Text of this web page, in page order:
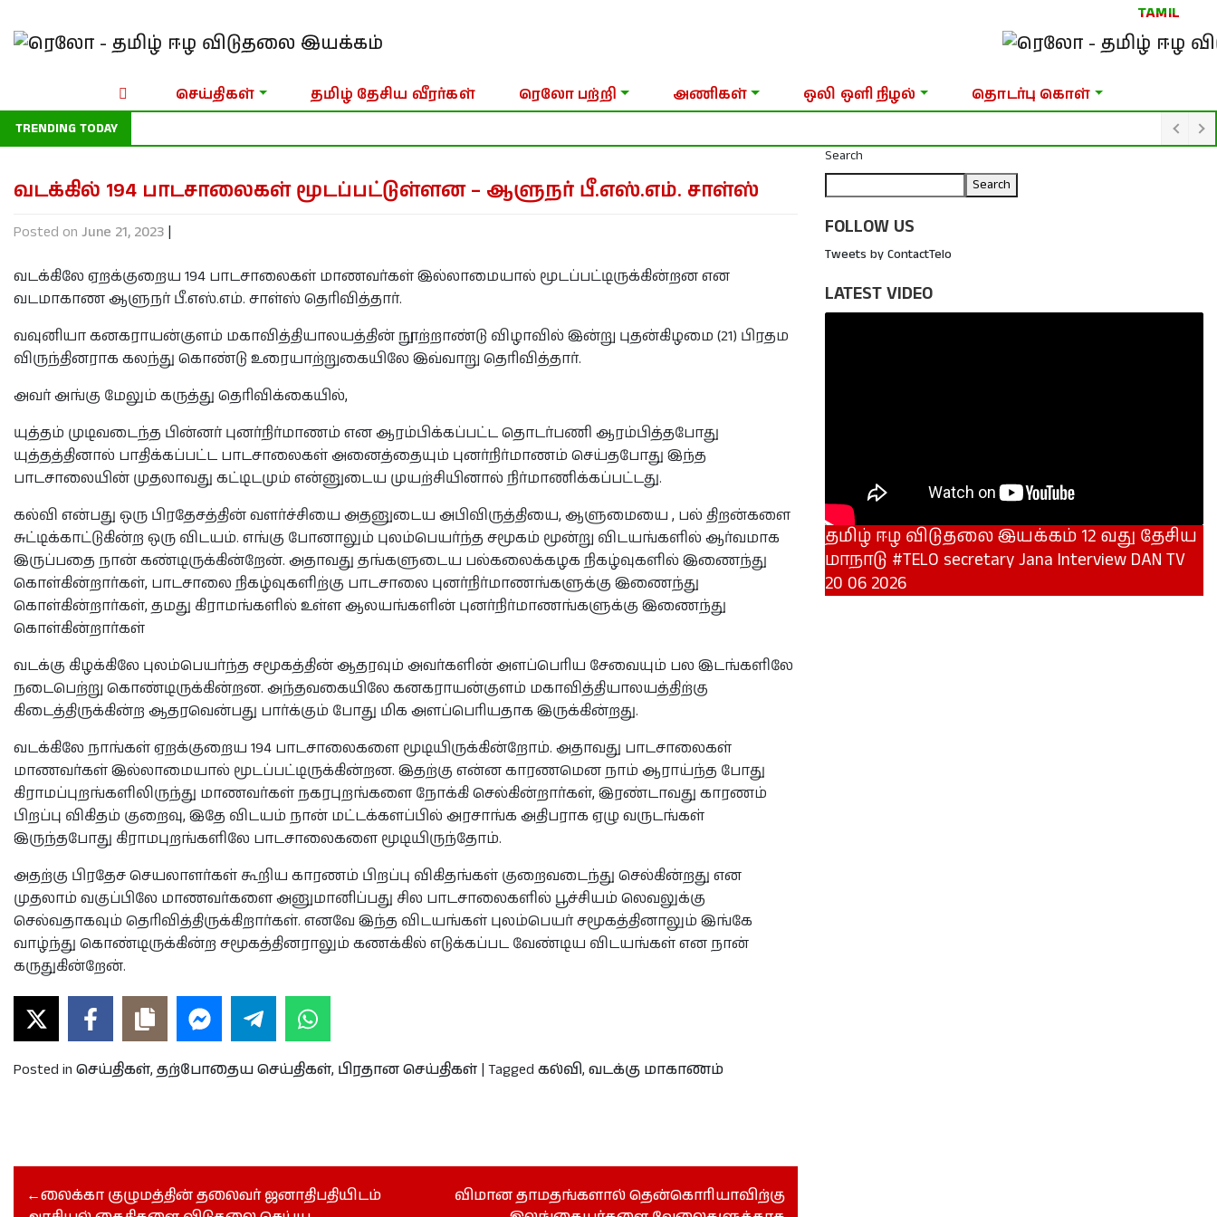
TAMIL
செய்திகள் தமிழ் தேசிய வீரர்கள் ரெலோ பற்றி அணிகள் ஒலி ஒளி நிழல் தொடர்பு கொள்
TRENDING TODAY
வடக்கில் 194 பாடசாலைகள் மூடப்பட்டுள்ளன – ஆளுநர் பீ.எஸ்.எம். சாள்ஸ்
Posted on June 21, 2023 |
வடக்கிலே ஏறக்குறைய 194 பாடசாலைகள் மாணவர்கள் இல்லாமையால் மூடப்பட்டிருக்கின்றன என
வடமாகாண ஆளுநர் பீ.எஸ்.எம். சாள்ஸ் தெரிவித்தார்.
வவுனியா கனகராயன்குளம் மகாவித்தியாலயத்தின் நூற்றாண்டு விழாவில் இன்று புதன்கிழமை (21) பிரதம
விருந்தினராக கலந்து கொண்டு உரையாற்றுகையிலே இவ்வாறு தெரிவித்தார்.
அவர் அங்கு மேலும் கருத்து தெரிவிக்கையில்,
யுத்தம் முடிவடைந்த பின்னர் புனர்நிர்மாணம் என ஆரம்பிக்கப்பட்ட தொடர்பணி ஆரம்பித்தபோது
யுத்தத்தினால் பாதிக்கப்பட்ட பாடசாலைகள் அனைத்தையும் புனர்நிர்மாணம் செய்தபோது இந்த
பாடசாலையின் முதலாவது கட்டிடமும் என்னுடைய முயற்சியினால் நிர்மாணிக்கப்பட்டது.
கல்வி என்பது ஒரு பிரதேசத்தின் வளர்ச்சியை அதனுடைய அபிவிருத்தியை, ஆளுமையை , பல் திறன்களை
சுட்டிக்காட்டுகின்ற ஒரு விடயம். எங்கு போனாலும் புலம்பெயர்ந்த சமூகம் மூன்று விடயங்களில் ஆர்வமாக
இருப்பதை நான் கண்டிருக்கின்றேன். அதாவது தங்களுடைய பல்கலைக்கழக நிகழ்வுகளில் இணைந்து
கொள்கின்றார்கள், பாடசாலை நிகழ்வுகளிற்கு பாடசாலை புனர்நிர்மாணங்களுக்கு இணைந்து
கொள்கின்றார்கள், தமது கிராமங்களில் உள்ள ஆலயங்களின் புனர்நிர்மாணங்களுக்கு இணைந்து
கொள்கின்றார்கள்
வடக்கு கிழக்கிலே புலம்பெயர்ந்த சமூகத்தின் ஆதரவும் அவர்களின் அளப்பெரிய சேவையும் பல இடங்களிலே
நடைபெற்று கொண்டிருக்கின்றன. அந்தவகையிலே கனகராயன்குளம் மகாவித்தியாலயத்திற்கு
கிடைத்திருக்கின்ற ஆதரவென்பது பார்க்கும் போது மிக அளப்பெரியதாக இருக்கின்றது.
வடக்கிலே நாங்கள் ஏறக்குறைய 194 பாடசாலைகளை மூடியிருக்கின்றோம். அதாவது பாடசாலைகள்
மாணவர்கள் இல்லாமையால் மூடப்பட்டிருக்கின்றன. இதற்கு என்ன காரணமென நாம் ஆராய்ந்த போது
கிராமப்புறங்களிலிருந்து மாணவர்கள் நகரபுறங்களை நோக்கி செல்கின்றார்கள், இரண்டாவது காரணம்
பிறப்பு விகிதம் குறைவு, இதே விடயம் நான் மட்டக்களப்பில் அரசாங்க அதிபராக ஏழு வருடங்கள்
இருந்தபோது கிராமபுறங்களிலே பாடசாலைகளை மூடியிருந்தோம்.
அதற்கு பிரதேச செயலாளர்கள் கூறிய காரணம் பிறப்பு விகிதங்கள் குறைவடைந்து செல்கின்றது என
முதலாம் வகுப்பிலே மாணவர்களை அனுமானிப்பது சில பாடசாலைகளில் பூச்சியம் லெவலுக்கு
செல்வதாகவும் தெரிவித்திருக்கிறார்கள். எனவே இந்த விடயங்கள் புலம்பெயர் சமூகத்தினாலும் இங்கே
வாழ்ந்து கொண்டிருக்கின்ற சமூகத்தினராலும் கணக்கில் எடுக்கப்பட வேண்டிய விடயங்கள் என நான்
கருதுகின்றேன்.
Posted in செய்திகள், தற்போதைய செய்திகள், பிரதான செய்திகள் | Tagged கல்வி, வடக்கு மாகாணம்
லைக்கா குழுமத்தின் தலைவர் ஜனாதிபதியிடம்
விமான தாமதங்களால் தென்கொரியாவிற்கு
Search
Search
FOLLOW US
Tweets by ContactTelo
LATEST VIDEO
தமிழ் ஈழ விடுதலை இயக்கம் 12 வது தேசிய
மாநாடு #TELO secretary Jana Interview DAN TV
20 06 2026